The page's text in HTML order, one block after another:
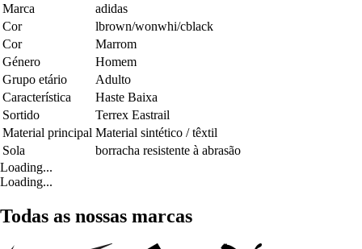
Marca
adidas
Cor
lbrown/wonwhi/cblack
Cor
Marrom
Género
Homem
Grupo etário
Adulto
Característica
Haste Baixa
Sortido
Terrex Eastrail
Material principal Material sintético / têxtil
Sola
borracha resistente à abrasão
Loading...
Loading...
Todas as nossas marcas